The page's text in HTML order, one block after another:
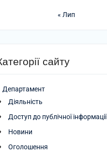
« Лип
сайту
Департамент
Діяльність
Доступ до публічної інформації
Новини
Оголошення